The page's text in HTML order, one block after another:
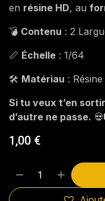
en résine HD, au
💣 Contenu : 2
📏 Échelle : 1/64
🛠️ Matériau :
Si tu veux t’en
d’autre ne passe.
1,00 €